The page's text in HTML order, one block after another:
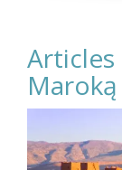
Maroką